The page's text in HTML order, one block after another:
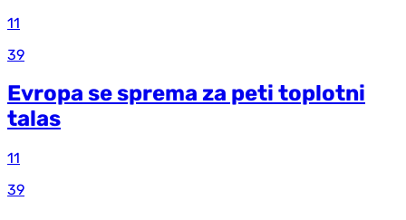
11
39
Evropa se sprema za peti toplotni
talas
11
39